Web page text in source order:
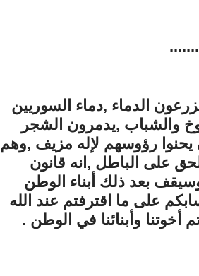
الدماء ,دماء السوريين
والشباب ,يدمرون الشجر
رؤوسهم لإله مزيف ,وهم
على الباطل ,انه قانون
بعد ذلك أبناء الوطن
على ما اقترفتم عند الله
أخوتنا وأبنائنا في الوطن .